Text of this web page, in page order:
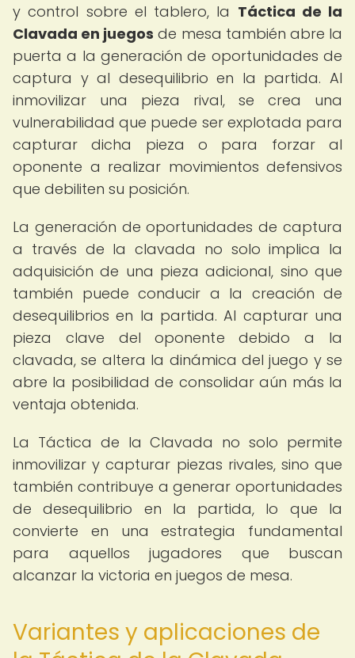
y control sobre el tablero, la Táctica de la
Clavada en juegos de mesa también abre la
puerta a la generación de oportunidades de
captura y al desequilibrio en la partida. Al
inmovilizar una pieza rival, se crea una
vulnerabilidad que puede ser explotada para
capturar dicha pieza o para forzar al
oponente a realizar movimientos defensivos
que debiliten su posición.
La generación de oportunidades de captura
a través de la clavada no solo implica la
adquisición de una pieza adicional, sino que
también puede conducir a la creación de
desequilibrios en la partida. Al capturar una
pieza clave del oponente debido a la
clavada, se altera la dinámica del juego y se
abre la posibilidad de consolidar aún más la
ventaja obtenida.
La Táctica de la Clavada no solo permite
inmovilizar y capturar piezas rivales, sino que
también contribuye a generar oportunidades
de desequilibrio en la partida, lo que la
convierte en una estrategia fundamental
para aquellos jugadores que buscan
alcanzar la victoria en juegos de mesa.
Variantes y aplicaciones de